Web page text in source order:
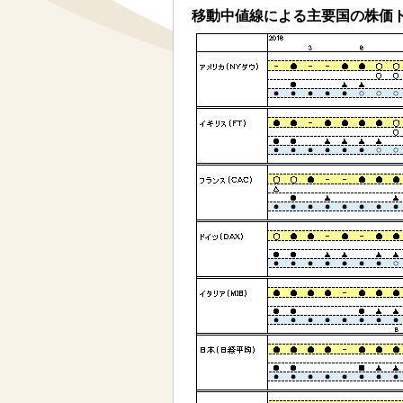
移動中値線による主要国の株価